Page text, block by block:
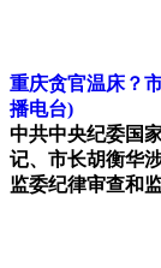
重庆贪官温床？
播电台)
中共中央纪委国
记、市长胡衡华
监委纪律审查和